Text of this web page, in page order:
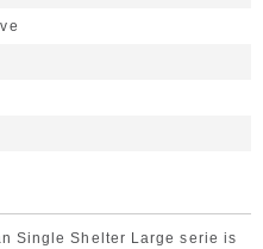
Single Shelter Large serie is